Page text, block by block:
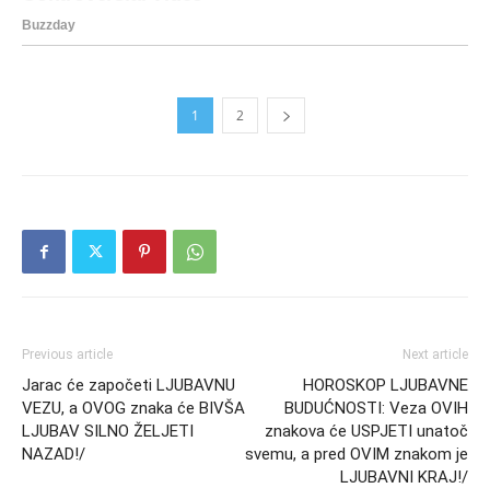
1 2
Previous article
Jarac će započeti LJUBAVNU
VEZU, a OVOG znaka će BIVŠA
LJUBAV SILNO ŽELJETI
NAZAD!/
Next article
HOROSKOP LJUBAVNE
BUDUĆNOSTI: Veza OVIH
znakova će USPJETI unatoč
svemu, a pred OVIM znakom je
LJUBAVNI KRAJ!/